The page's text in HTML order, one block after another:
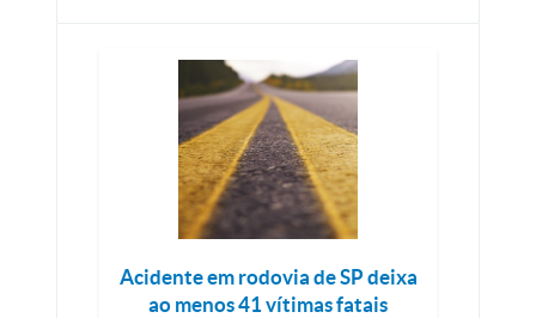
Acidente em rodovia de SP deixa
ao menos 41 vítimas fatais